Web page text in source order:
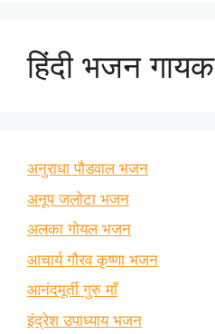
हिंदी भजन गायक
अनुराधा पौडवाल भजन
अनूप जलोटा भजन
अलका गोयल भजन
आचार्य गौरव कृष्णा भजन
आनंदमूर्ती गुरु माँ
इंद्रेश उपाध्याय भजन